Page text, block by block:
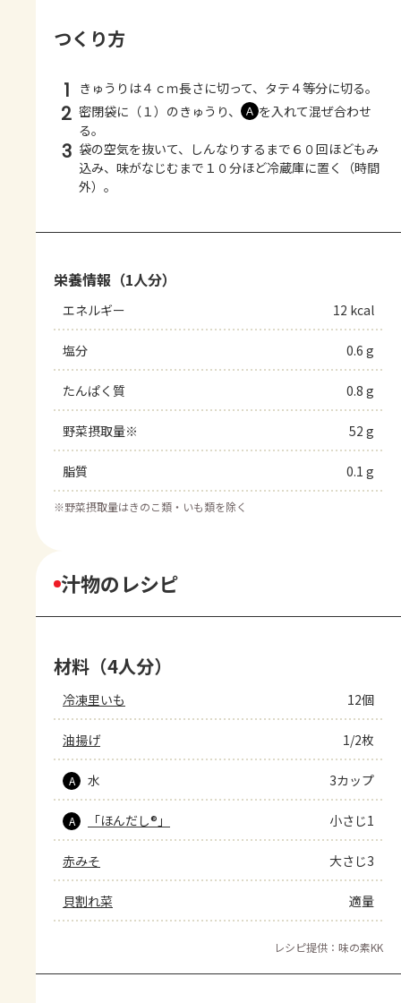
つくり方
1 きゅうりは４ｃｍ長さに切って、タテ４等分に切る。
2 密閉袋に（１）のきゅうり、 Ａ を入れて混ぜ合わせ
る。
3 袋の空気を抜いて、しんなりするまで６０回ほどもみ
込み、味がなじむまで１０分ほど冷蔵庫に置く（時間
外）。
栄養情報（1人分）
エネルギー 12 kcal
塩分 0.6 g
たんぱく質 0.8 g
野菜摂取量※ 52 g
脂質 0.1 g
※野菜摂取量はきのこ類・いも類を除く
汁物のレシピ
材料（4人分）
冷凍里いも 12個
油揚げ 1/2枚
A 水 3カップ
A 「ほんだし®」 小さじ1
赤みそ 大さじ3
貝割れ菜 適量
レシピ提供：味の素KK